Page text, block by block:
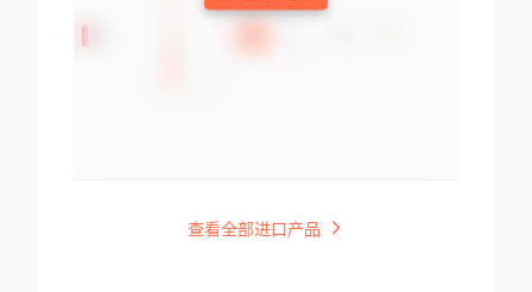
查看全部进口产品